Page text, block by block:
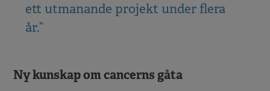
ett utmanande projekt under flera
år.”
Ny kunskap om cancerns gåta